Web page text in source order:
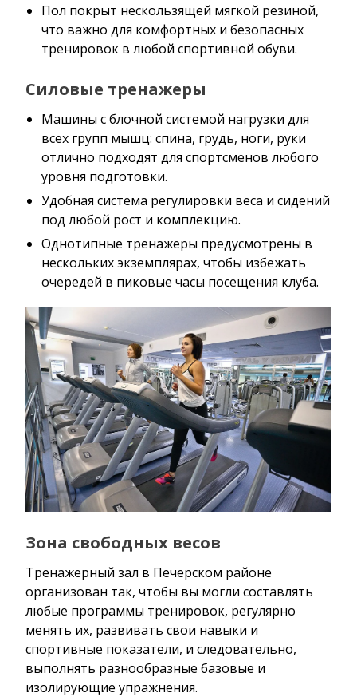
Пол покрыт нескользящей мягкой резиной,
что важно для комфортных и безопасных
тренировок в любой спортивной обуви.
Силовые тренажеры
Машины с блочной системой нагрузки для
всех групп мышц: спина, грудь, ноги, руки
отлично подходят для спортсменов любого
уровня подготовки.
Удобная система регулировки веса и сидений
под любой рост и комплекцию.
Однотипные тренажеры предусмотрены в
нескольких экземплярах, чтобы избежать
очередей в пиковые часы посещения клуба.
Зона свободных весов
Тренажерный зал в Печерском районе
организован так, чтобы вы могли составлять
любые программы тренировок, регулярно
менять их, развивать свои навыки и
спортивные показатели, и следовательно,
выполнять разнообразные базовые и
изолирующие упражнения.